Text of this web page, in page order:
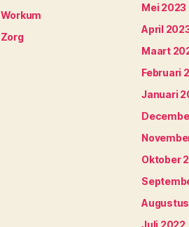
Workum
Zorg
Mei 2023
April
Maart
Februari
Januari
Oktober
Juli 2022